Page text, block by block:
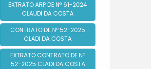
EXTRATO ARP DE Nº 61-2024
CLAUDI DA COSTA
CONTRATO DE Nº 52-2025
CLADI DA COSTA
EXTRATO CONTRATO DE Nº
52-2025 CLADI DA COSTA